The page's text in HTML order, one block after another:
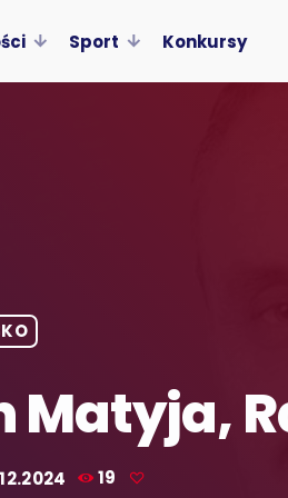
Sport Konkursy
Matyja,
19